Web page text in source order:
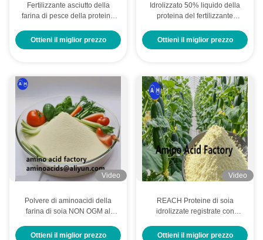
Fertilizzante asciutto della
farina di pesce della proteina
del merluzzo
Ottieni il miglior prezzo
Idrolizzato 50% liquido della
proteina del fertilizzante
aminoacido per le piante
Ottieni il miglior prezzo
Video
Polvere di aminoacidi della
farina di soia NON OGM al
Ottieni il miglior prezzo
Video
REACH Proteine di soia
idrolizzate registrate con
golf
Ottieni il miglior prezzo